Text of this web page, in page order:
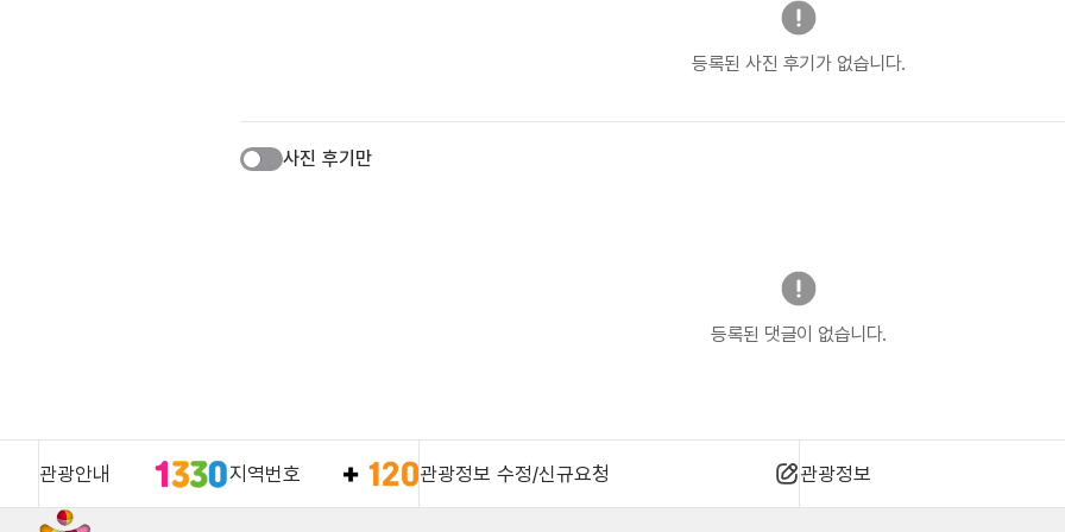
등록된 사진 후기가 없습니다.
사진 후기만
등록된 댓글이 없습니다.
관광안내 지역번호 관광정보 수정/신규요청 관광정보